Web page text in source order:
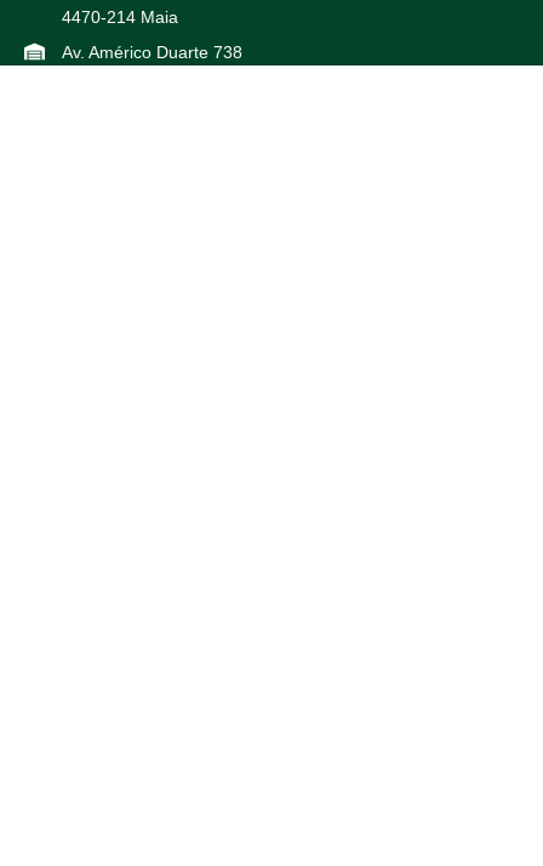
4470-214 Maia
Av. Américo Duarte 738